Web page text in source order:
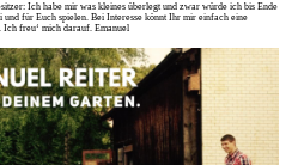
Ich habe mir was kleines überlegt und zwar würde ich bis Ende
für Euch spielen. Bei Interesse könnt Ihr mir einfach eine
Ich freu‘ mich darauf. Emanuel